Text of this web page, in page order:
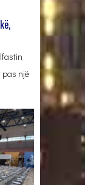
pas një